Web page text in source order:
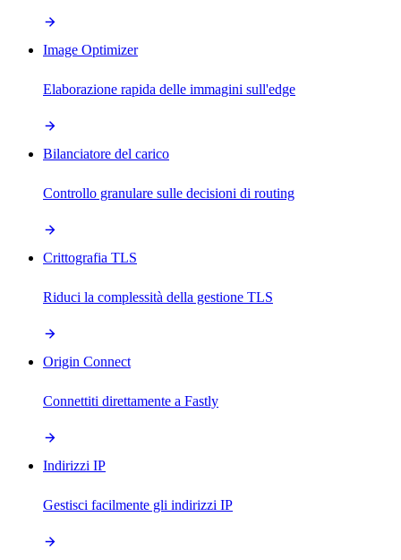
Image Optimizer
Elaborazione rapida delle immagini sull'edge
Bilanciatore del carico
Controllo granulare sulle decisioni di routing
Crittografia TLS
Riduci la complessità della gestione TLS
Origin Connect
Connettiti direttamente a Fastly
Indirizzi IP
Gestisci facilmente gli indirizzi IP